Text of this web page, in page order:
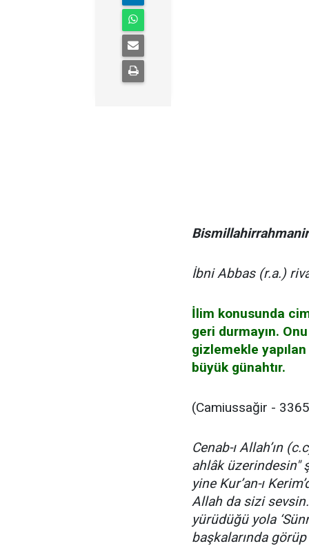
İbni Abbas (r.a.)
İlim konusunda
geri durmayın.
gizlemekle
büyük günahtır.
(Camiussağir -
Cenab-ı Allah’ın
ahlâk üzerindesin"
yine Kur’an-ı
Allah da sizi
yürüdüğü yola
başkalarında görüp